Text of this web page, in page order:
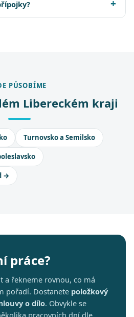
PŮSOBÍME
Libereckém kraji
Turnovsko a Semilsko
→
práce?
a řekneme rovnou, co má
pořadí. Dostanete položkový
o dílo. Obvykle se
pracovních dní dle